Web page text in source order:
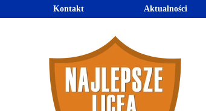
Aktualności
Kontakt